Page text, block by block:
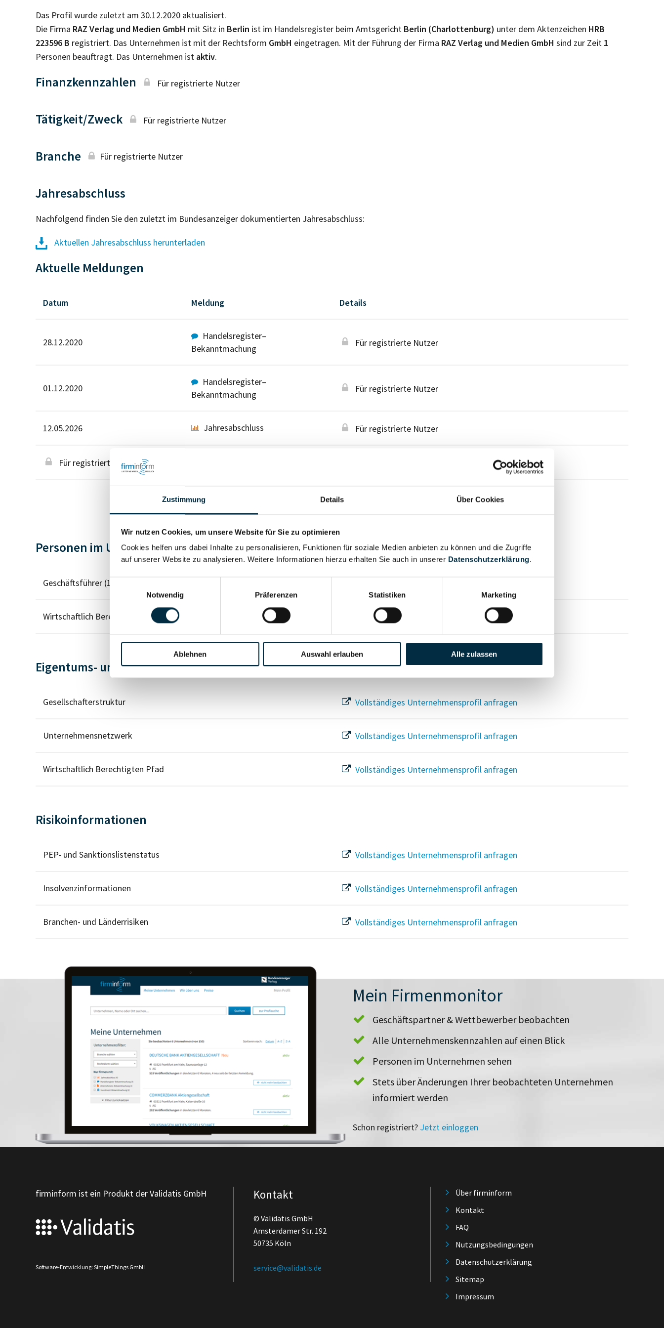
Zustimmung Details Über Cookies
Wir nutzen Cookies, um unsere Website für Sie zu optimieren
Cookies helfen uns dabei Inhalte zu personalisieren, Funktionen für soziale Medien anbieten zu können und die Zugriffe
auf unserer Website zu analysieren. Weitere Informationen hierzu erhalten Sie auch in unserer Datenschutzerklärung.
Notwendig
Präferenzen Statistiken Marketing
Ablehnen Auswahl erlauben Alle zulassen
Das Profil wurde zuletzt am 30.12.2020 aktualisiert.
Die Firma RAZ Verlag und Medien GmbH mit Sitz in Berlin ist im Handelsregister beim Amtsgericht Berlin (Charlottenburg) unter dem Aktenzeichen HRB
223596 B registriert. Das Unternehmen ist mit der Rechtsform GmbH eingetragen. Mit der Führung der Firma RAZ Verlag und Medien GmbH sind zur Zeit 1
Personen beauftragt. Das Unternehmen ist aktiv.
Finanzkennzahlen Für registrierte Nutzer
Tätigkeit/Zweck Für registrierte Nutzer
Branche Für registrierte Nutzer
Jahresabschluss
Nachfolgend finden Sie den zuletzt im Bundesanzeiger dokumentierten Jahresabschluss:
Aktuellen Jahresabschluss herunterladen
Aktuelle Meldungen
Datum Meldung Details
28.12.2020
Handelsregister–
Bekanntmachung
Für registrierte Nutzer
01.12.2020
Handelsregister–
Bekanntmachung
Für registrierte Nutzer
12.05.2026 Jahresabschluss Für registrierte Nutzer
Für registrierte Nutzer
Personen im Unternehmen
Geschäftsführer (1)
Wirtschaftlich Berechtigter Vollständiges Unternehmensprofil anfragen
Eigentums- und Kontrollstruktur
Gesellschafterstruktur Vollständiges Unternehmensprofil anfragen
Unternehmensnetzwerk Vollständiges Unternehmensprofil anfragen
Wirtschaftlich Berechtigten Pfad Vollständiges Unternehmensprofil anfragen
Risikoinformationen
PEP- und Sanktionslistenstatus Vollständiges Unternehmensprofil anfragen
Insolvenzinformationen Vollständiges Unternehmensprofil anfragen
Branchen- und Länderrisiken Vollständiges Unternehmensprofil anfragen
Mein Firmenmonitor
Geschäftspartner & Wettbewerber beobachten
Alle Unternehmenskennzahlen auf einen Blick
Personen im Unternehmen sehen
Stets über Änderungen Ihrer beobachteten Unternehmen
informiert werden
Schon registriert? Jetzt einloggen
firminform ist ein Produkt der Validatis GmbH
Software-Entwicklung: SimpleThings GmbH
Kontakt
© Validatis GmbH
Amsterdamer Str. 192
50735 Köln
service@validatis.de
Über firminform
Kontakt
FAQ
Nutzungsbedingungen
Datenschutzerklärung
Sitemap
Impressum